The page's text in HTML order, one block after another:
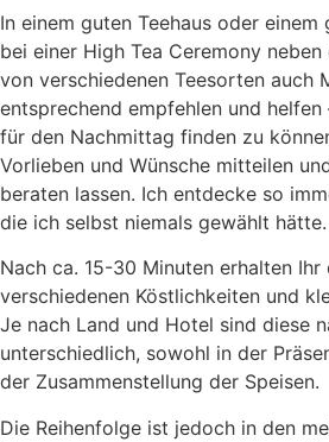
In einem guten Teehaus oder
bei einer High Tea Ceremony
von verschiedenen Teesorten auch
entsprechend empfehlen und
für den Nachmittag finden zu
Vorlieben und Wünsche mitteilen
beraten lassen. Ich entdecke so
die ich selbst niemals gewählt hätte.
Nach ca. 15-30 Minuten erhalten
verschiedenen Köstlichkeiten und
Je nach Land und Hotel sind diese
unterschiedlich, sowohl in der
der Zusammenstellung der Speisen.
Die Reihenfolge ist jedoch in den